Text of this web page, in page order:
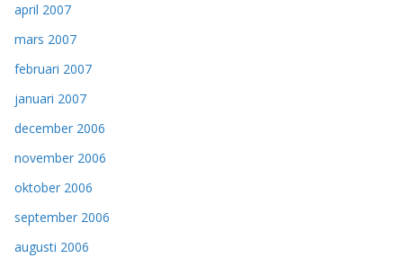
april 2007
mars 2007
februari 2007
januari 2007
december 2006
november 2006
oktober 2006
september 2006
augusti 2006